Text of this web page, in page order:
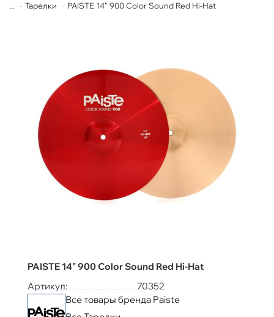
... Тарелки PAISTE 14" 900 Color Sound Red Hi-Hat
PAISTE 14" 900 Color Sound Red Hi-Hat
Артикул:
70352
Все товары бренда Paiste